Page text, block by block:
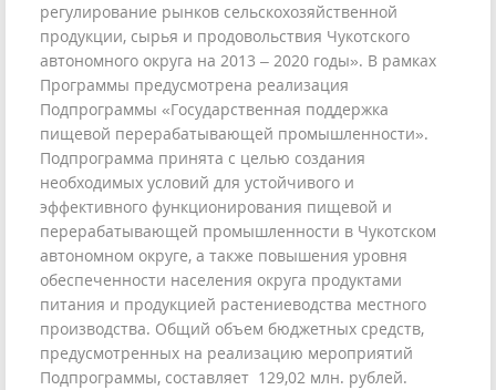
регулирование рынков сельскохозяйственной
продукции, сырья и продовольствия Чукотского
автономного округа на 2013 – 2020 годы». В рамках
Программы предусмотрена реализация
Подпрограммы «Государственная поддержка
пищевой перерабатывающей промышленности».
Подпрограмма принята с целью создания
необходимых условий для устойчивого и
эффективного функционирования пищевой и
перерабатывающей промышленности в Чукотском
автономном округе, а также повышения уровня
обеспеченности населения округа продуктами
питания и продукцией растениеводства местного
производства. Общий объем бюджетных средств,
предусмотренных на реализацию мероприятий
Подпрограммы, составляет 129,02 млн. рублей.